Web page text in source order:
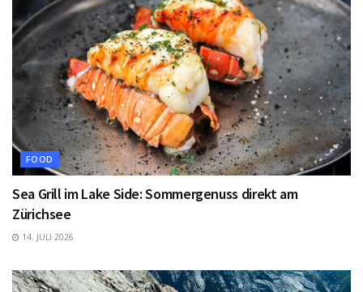
FOOD
Sea Grill im Lake Side: Sommergenuss direkt am
Zürichsee
14. JULI 2026